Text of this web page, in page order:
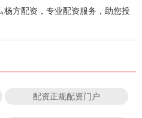
杨方配资，专业配资服务，助您投
配资正规配资门户